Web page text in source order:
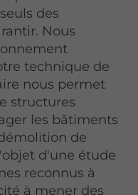
des
Nous
technique de
nous permet
structures
les bâtiments
de
d'une étude
reconnus à
à mener des